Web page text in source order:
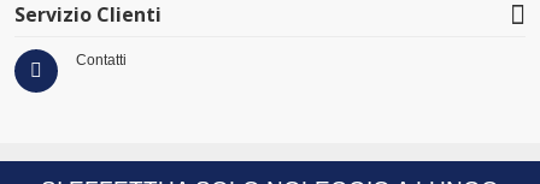
Servizio Clienti
Contatti